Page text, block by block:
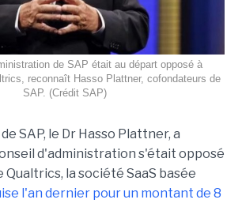
de SAP était au départ opposé à
reconnaît Hasso Plattner, cofondateurs de
SAP. (Crédit SAP)
SAP, le Dr Hasso Plattner, a
d'administration s'était opposé
Qualtrics, la société SaaS basée
l'an dernier pour un montant de 8